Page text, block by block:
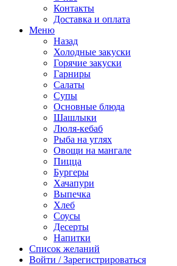
Контакты
Доставка и оплата
Меню
Назад
Холодные закуски
Горячие закуски
Гарниры
Салаты
Супы
Основные блюда
Шашлыки
Люля-кебаб
Рыба на углях
Овощи на мангале
Пицца
Бургеры
Хачапури
Выпечка
Хлеб
Соусы
Десерты
Напитки
Список желаний
Войти / Зарегистрироваться